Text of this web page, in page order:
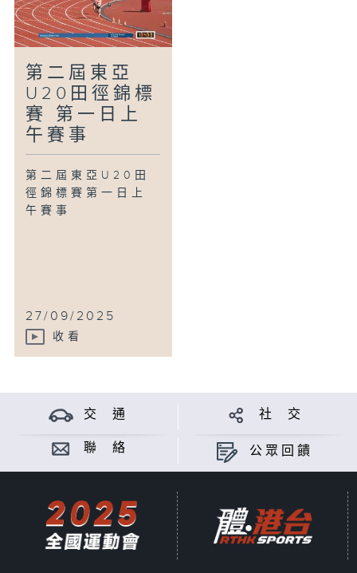
第二屆東亞
U20田徑錦標
賽 第一日上
午賽事
第二屆東亞U20田
徑錦標賽第一日上
午賽事
27/09/2025
收看
交 通 社 交
聯 絡 公眾回饋